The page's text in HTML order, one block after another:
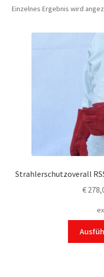
JOBS
Einzelnes Ergebnis wird
Strahlerschutzoverall
€